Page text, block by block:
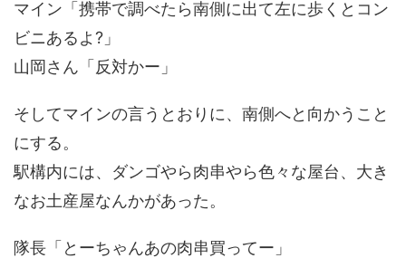
マイン「携帯で調べたら南側に出て左に歩くとコン
ビニあるよ?」
山岡さん「反対かー」
そしてマインの言うとおりに、南側へと向かうこと
にする。
駅構内には、ダンゴやら肉串やら色々な屋台、大き
なお土産屋なんかがあった。
隊長「とーちゃんあの肉串買ってー」